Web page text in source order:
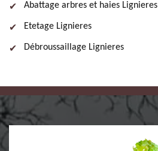
Abattage arbres et haies Lignieres
Etetage Lignieres
Débroussaillage Lignieres